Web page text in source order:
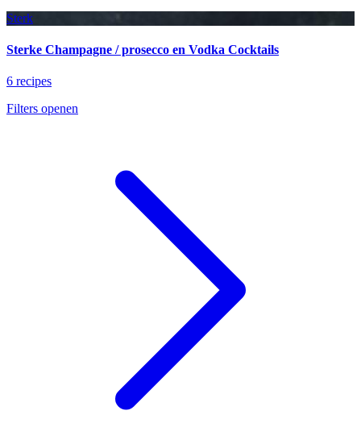
Sterk
Sterke Champagne / prosecco en Vodka Cocktails
6 recipes
Filters openen